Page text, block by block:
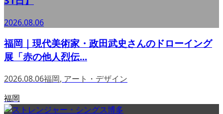
2026.08.06
福岡｜現代美術家・政田武史さんのドローイング
展「赤の他人烈伝...
2026.08.06福岡, アート・デザイン
福岡